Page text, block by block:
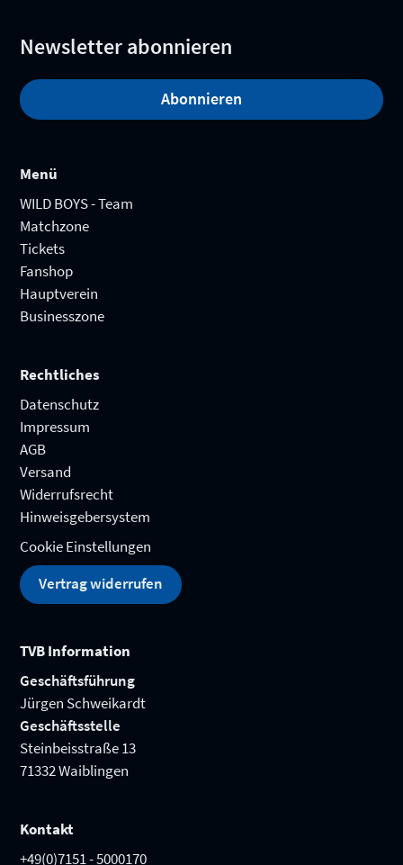
Newsletter abonnieren
Abonnieren
Menü
WILD BOYS - Team
Matchzone
Tickets
Fanshop
Hauptverein
Businesszone
Rechtliches
Datenschutz
Impressum
AGB
Versand
Widerrufsrecht
Hinweisgebersystem
Cookie Einstellungen
Vertrag widerrufen
TVB Information
Geschäftsführung
Jürgen Schweikardt
Geschäftsstelle
Steinbeisstraße 13
71332 Waiblingen
Kontakt
+49(0)7151 - 5000170